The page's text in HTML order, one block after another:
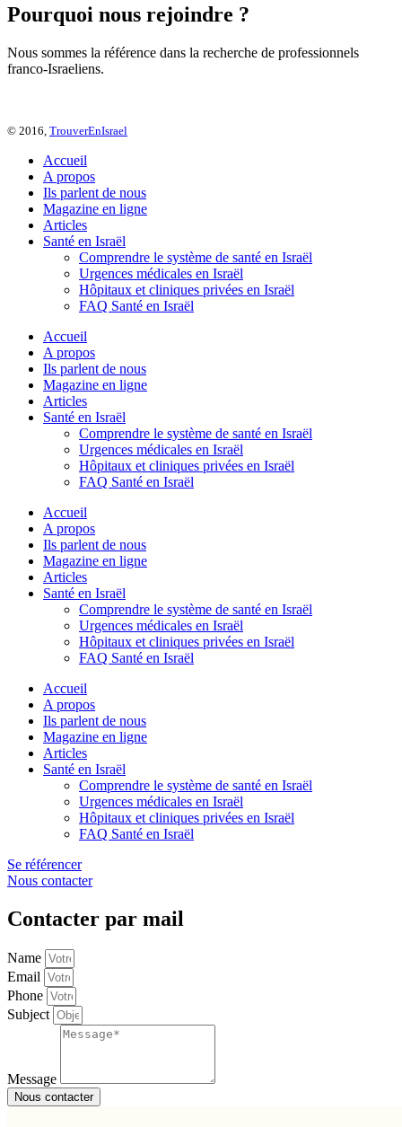
Pourquoi nous rejoindre ?
Nous sommes la référence dans la recherche de professionnels
franco-Israeliens.
© 2016, TrouverEnIsrael
Accueil
A propos
Ils parlent de nous
Magazine en ligne
Articles
Santé en Israël
Comprendre le système de santé en Israël
Urgences médicales en Israël
Hôpitaux et cliniques privées en Israël
FAQ Santé en Israël
Accueil
A propos
Ils parlent de nous
Magazine en ligne
Articles
Santé en Israël
Comprendre le système de santé en Israël
Urgences médicales en Israël
Hôpitaux et cliniques privées en Israël
FAQ Santé en Israël
Accueil
A propos
Ils parlent de nous
Magazine en ligne
Articles
Santé en Israël
Comprendre le système de santé en Israël
Urgences médicales en Israël
Hôpitaux et cliniques privées en Israël
FAQ Santé en Israël
Accueil
A propos
Ils parlent de nous
Magazine en ligne
Articles
Santé en Israël
Comprendre le système de santé en Israël
Urgences médicales en Israël
Hôpitaux et cliniques privées en Israël
FAQ Santé en Israël
Se référencer
Nous contacter
Contacter par mail
Name
Email
Phone
Subject
Message
Nous contacter